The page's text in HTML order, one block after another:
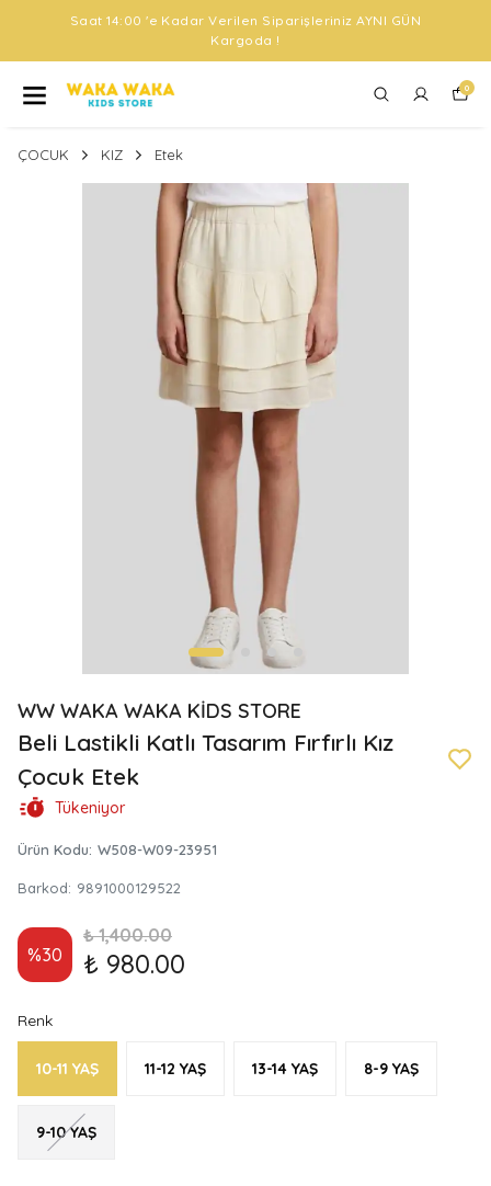
Saat 14:00 'e Kadar Verilen Siparişleriniz AYNI GÜN
Kargoda !
0
ÇOCUK KIZ Etek
WW WAKA WAKA KİDS STORE
Beli Lastikli Katlı Tasarım Fırfırlı Kız
Çocuk Etek
Tükeniyor
Ürün Kodu: W508-W09-23951
Barkod: 9891000129522
%30
₺ 1,400.00
₺ 980.00
Renk
10-11 YAŞ 11-12 YAŞ 13-14 YAŞ 8-9 YAŞ
9-10 YAŞ